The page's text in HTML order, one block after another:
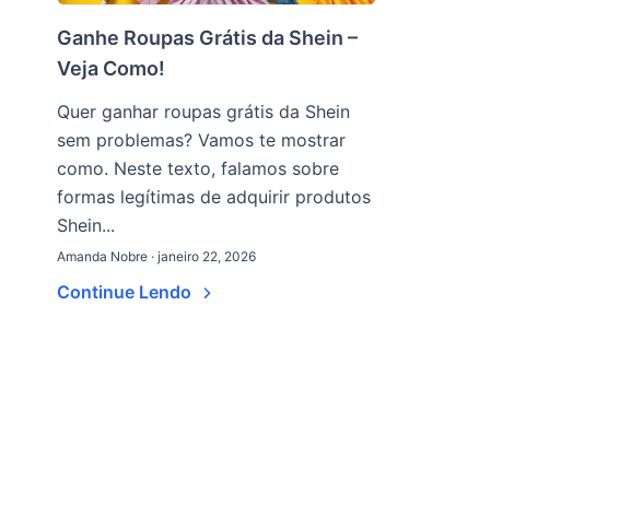
Ganhe Roupas Grátis da Shein –
Veja Como!
Quer ganhar roupas grátis da Shein
sem problemas? Vamos te mostrar
como. Neste texto, falamos sobre
formas legítimas de adquirir produtos
Shein...
Amanda Nobre · janeiro 22, 2026
Continue Lendo